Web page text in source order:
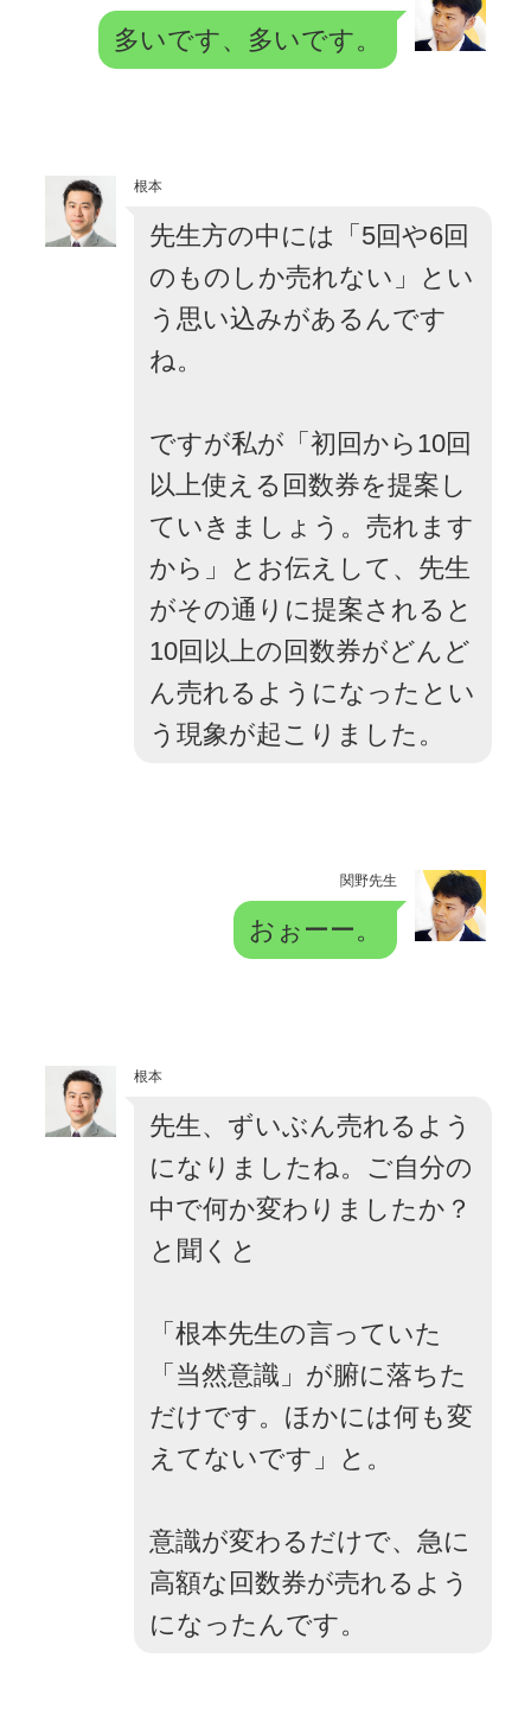
多いです、多いです。
根本
先生方の中には「5回や6回
のものしか売れない」とい
う思い込みがあるんです
ね。
ですが私が「初回から10回
以上使える回数券を提案し
ていきましょう。売れます
から」とお伝えして、先生
がその通りに提案されると
10回以上の回数券がどんど
ん売れるようになったとい
う現象が起こりました。
関野先生
おぉーー。
根本
先生、ずいぶん売れるよう
になりましたね。ご自分の
中で何か変わりましたか？
と聞くと
「根本先生の言っていた
「当然意識」が腑に落ちた
だけです。ほかには何も変
えてないです」と。
意識が変わるだけで、急に
高額な回数券が売れるよう
になったんです。